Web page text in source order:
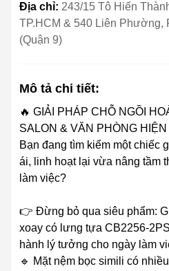
Địa chỉ: 243/15 Tô Hiến
TP.HCM & 540 Liên Phường,
(Quận 9)
Mô tả chi tiết:
🔥 GIẢI PHÁP CHỖ NGỒI
SALON & VĂN PHÒNG HIỆN
Bạn đang tìm kiếm một chiếc
ái, linh hoạt lại vừa nâng tầm
làm việc?
👉 Đừng bỏ qua siêu phẩm:
xoay có lưng tựa CB2256-
hành lý tưởng cho ngày làm
🔹 Mặt nệm bọc simili có